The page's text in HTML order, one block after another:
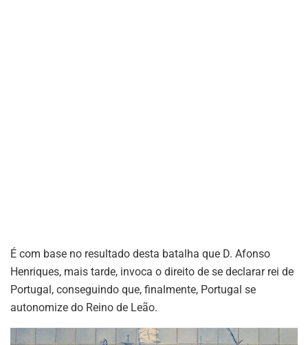
É com base no resultado desta batalha que D. Afonso
Henriques, mais tarde, invoca o direito de se declarar rei de
Portugal, conseguindo que, finalmente, Portugal se
autonomize do Reino de Leão.